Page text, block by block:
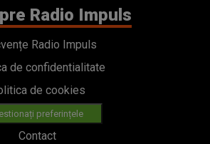
Radio Impuls
Radio Impuls
de confidentialitate
de cookies
preferințele
Contact